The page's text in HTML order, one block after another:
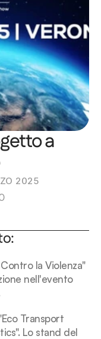
a
2025
la Violenza"
nell'evento
Transport
Lo stand del